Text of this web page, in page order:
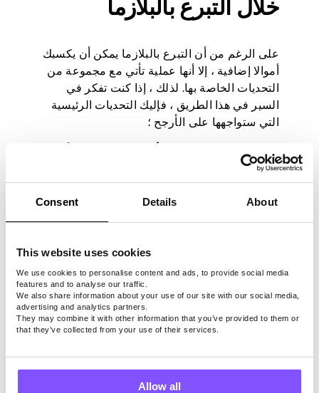
Consent Details About
This website uses cookies
We use cookies to personalise content and ads, to provide social media
features and to analyse our traffic.
We also share information about your use of our site with our social media,
advertising and analytics partners.
They may combine it with other information that you’ve provided to them or
that they’ve collected from your use of their services.
Allow all
خلال التبرع بالبلازما
على الرغم من أن التبرع بالبلازما يمكن أن يكسبك
أموالا إضافية ، إلا أنها عملية تأتي مع مجموعة من
التحديات الخاصة بها. لذلك ، إذا كنت تفكر في
السير في هذا الطريق ، فإليك التحديات الرئيسية
التي ستواجهها على الأرجح ؛
استيفاء متطلبات الأهلية:
الواجبة سهلة بالنسبة لبعض الأفراد. حتى مع
الرغبة في كسب بعض المال ، قد تشكل هذه
المتطلبات حواجز تحدك من المشاركة في
هذا المسعى.
بالبلازما وقتا أطول من التبرع بالدم العادي.
سيكون عليك توفير حوالي 2 ساعات من
خلال العملية. إلى جانب ذلك ، فإن التحضير
المبكر للجسم أمر لا بد منه للنجاح.
الانزعاج الجسدي:يتضمن التبرع بالبلازما
إدخال إبرة ، والتي قد تسبب للبعض إزعاجا
جسديا. أيضا ، قد تكون هناك آثار جانبية
خفيفة ، مثل الدوخة ، والتي قد تسبب